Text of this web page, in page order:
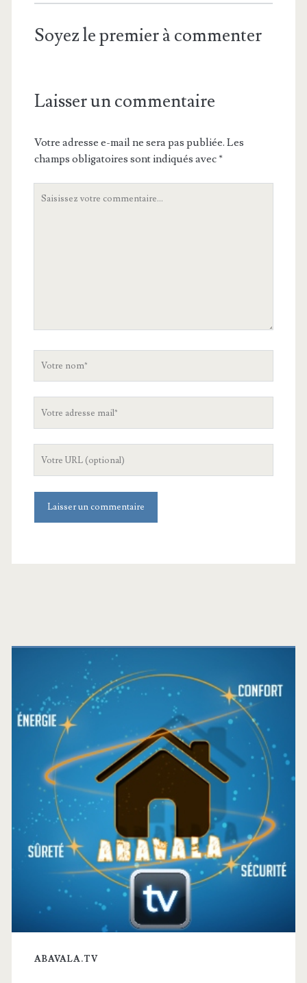
Soyez le premier à commenter
Laisser un commentaire
Votre adresse e-mail ne sera pas publiée. Les
champs obligatoires sont indiqués avec*
site
Barre
latérale
principale
ABAVALA.TV